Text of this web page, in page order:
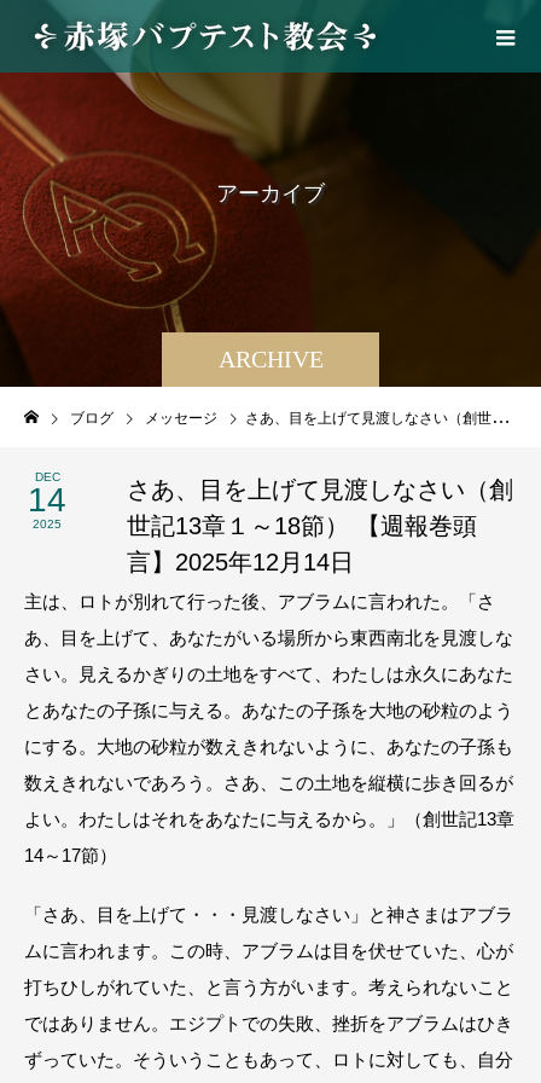
ARCHIVE
アーカイブ
ブログ メッセージ さあ、目を上げて見渡しなさい（創世記13章１～18節） 【週報巻頭言】2025年12月14日
DEC
14
2025
さあ、目を上げて見渡しなさい（創
世記13章１～18節） 【週報巻頭
言】2025年12月14日
主は、ロトが別れて行った後、アブラムに言われた。「さ
あ、目を上げて、あなたがいる場所から東西南北を見渡しな
さい。見えるかぎりの土地をすべて、わたしは永久にあなた
とあなたの子孫に与える。あなたの子孫を大地の砂粒のよう
にする。大地の砂粒が数えきれないように、あなたの子孫も
数えきれないであろう。さあ、この土地を縦横に歩き回るが
よい。わたしはそれをあなたに与えるから。」（創世記13章
14～17節）
「さあ、目を上げて・・・見渡しなさい」と神さまはアブラ
ムに言われます。この時、アブラムは目を伏せていた、心が
打ちひしがれていた、と言う方がいます。考えられないこと
ではありません。エジプトでの失敗、挫折をアブラムはひき
ずっていた。そういうこともあって、ロトに対しても、自分